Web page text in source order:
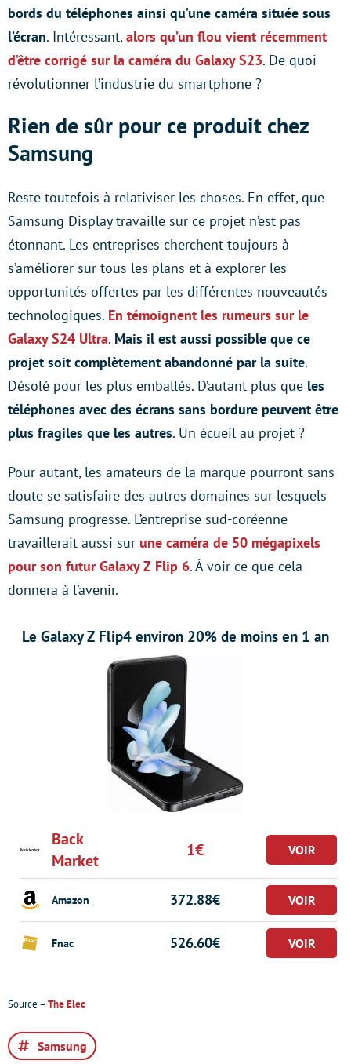
bords du téléphones ainsi qu’une caméra située sous
l’écran. Intéressant,alors qu’un flou vient récemment
d’être corrigé sur la caméra du Galaxy S23. De quoi
révolutionner l’industrie du smartphone ?
Rien de sûr pour ce produit chez
Samsung
Reste toutefois à relativiser les choses. En effet, que
Samsung Display travaille sur ce projet n’est pas
étonnant. Les entreprises cherchent toujours à
s’améliorer sur tous les plans et à explorer les
opportunités offertes par les différentes nouveautés
technologiques. En témoignent les rumeurs sur le
Galaxy S24 Ultra. Mais il est aussi possible que ce
projet soit complètement abandonné par la suite.
Désolé pour les plus emballés. D’autant plus que les
téléphones avec des écrans sans bordure peuvent être
plus fragiles que les autres. Un écueil au projet ?
Pour autant, les amateurs de la marque pourront sans
doute se satisfaire des autres domaines sur lesquels
Samsung progresse. L’entreprise sud-coréenne
travaillerait aussi sur une caméra de 50 mégapixels
pour son futur Galaxy Z Flip 6. À voir ce que cela
donnera à l’avenir.
Le Galaxy Z Flip4 environ 20% de moins en 1 an
Back
Market
1€
Amazon 372.88€
Fnac 526.60€
Source – The Elec
Samsung